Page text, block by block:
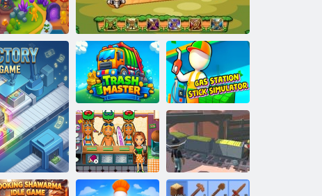
Kraliyet Şövalyesi
Cep evreni
Çöp Ustası
Benzin
İstasyonu
Çubuk
Simülatörü